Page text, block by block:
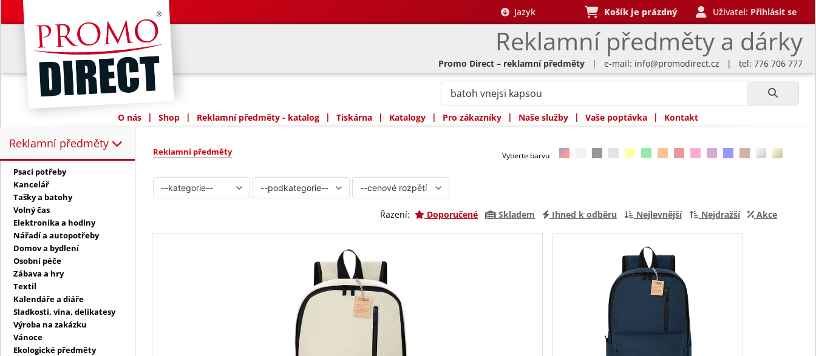
Reklamní předměty a dárky
Jazyk Košík je prázdný Uživatel: Přihlásit se
Promo Direct – reklamní předměty | e-mail: info@promodirect.cz | tel: 776 706 777
O nás | Shop | Reklamní předměty - katalog | Tiskárna | Katalogy | Pro zákazníky | Naše služby | Vaše poptávka | Kontakt
Reklamní předměty
Reklamní předměty:
Psací potřeby
Kancelář
Tašky a batohy
Volný čas
Elektronika a hodiny
Nářadí a autopotřeby
Domov a bydlení
Osobní péče
Zábava a hry
Textil
Kalendáře a diáře
Sladkosti, vína, delikatesy
Výroba na zakázku
Vánoce
Ekologické předměty
Reklamní předměty Vyberte barvu
Řazení: Doporučené Skladem Ihned k odběru Nejlevnější Nejdražší Akce